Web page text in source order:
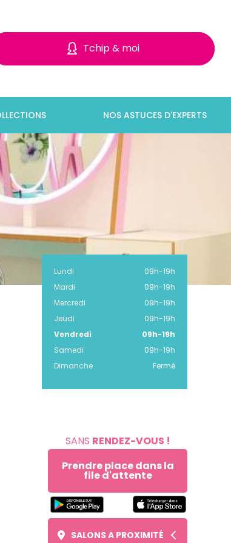
Tchip & moi
NOS ASTUCES D'EXPERTS
Lundi 09h-19h
Mardi
09h-19h
Mercredi
09h-19h
Jeudi
09h-19h
Vendredi
09h-19h
Samedi
09h-19h
Dimanche
Fermé
SANS RENDEZ-VOUS !
Prendre place dans la
file d'attente
SALONS A PROXIMITÉ